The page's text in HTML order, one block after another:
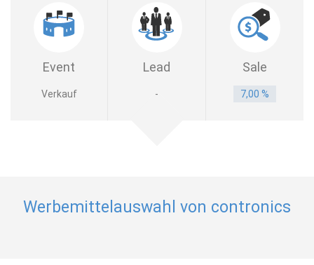
Event Lead Sale
Verkauf - 7,00 %
Werbemittelauswahl von contronics